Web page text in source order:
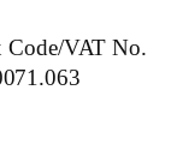
Code/VAT No.